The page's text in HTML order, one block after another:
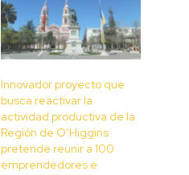
Innovador proyecto que
busca reactivar la
actividad productiva de la
Región de O’Higgins
pretende reunir a 100
emprendedores e